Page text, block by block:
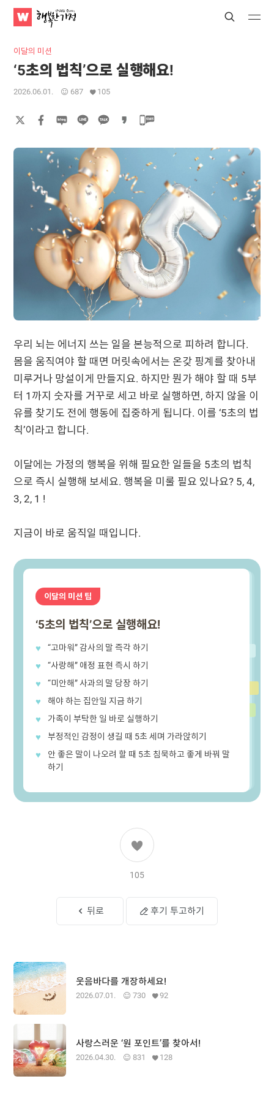
WATV
행
한
가
Search
Submit Submit
이달의 미션
‘5초의 법칙’으로 실행해요!
2026.06.01. 687 105
우리 뇌는 에너지 쓰는 일을 본능적으로 피하려 합니다.
몸을 움직여야 할 때면 머릿속에서는 온갖 핑계를 찾아내
미루거나 망설이게 만들지요. 하지만 뭔가 해야 할 때 5부
터 1까지 숫자를 거꾸로 세고 바로 실행하면, 하지 않을 이
유를 찾기도 전에 행동에 집중하게 됩니다. 이를 ‘5초의 법
칙’이라고 합니다.
이달에는 가정의 행복을 위해 필요한 일들을 5초의 법칙
으로 즉시 실행해 보세요. 행복을 미룰 필요 있나요? 5, 4,
3, 2, 1 !
지금이 바로 움직일 때입니다.
이달의 미션 팁
‘5초의 법칙’으로 실행해요!
“고마워” 감사의 말 즉각 하기
“사랑해” 애정 표현 즉시 하기
“미안해” 사과의 말 당장 하기
해야 하는 집안일 지금 하기
가족이 부탁한 일 바로 실행하기
부정적인 감정이 생길 때 5초 세며 가라앉히기
안 좋은 말이 나오려 할 때 5초 침묵하고 좋게 바꿔 말
하기
105
뒤로 후기 투고하기
웃음바다를 개장하세요!
2026.07.01. 730 92
사랑스러운 ‘원 포인트’를 찾아서!
2026.04.30. 831 128